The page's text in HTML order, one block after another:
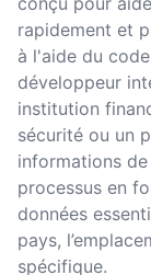
rapidement et
à l'aide du
développeur
institution
sécurité ou un
informations
processus en
données
pays,
spécifique.